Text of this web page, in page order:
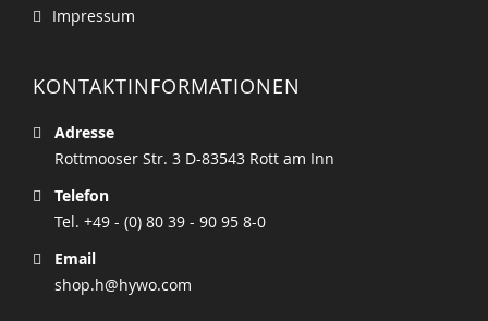
Impressum
KONTAKTINFORMATIONEN
Adresse
Rottmooser Str. 3 D-83543 Rott am Inn
Telefon
Tel. +49 - (0) 80 39 - 90 95 8-0
Email
shop.h@hywo.com